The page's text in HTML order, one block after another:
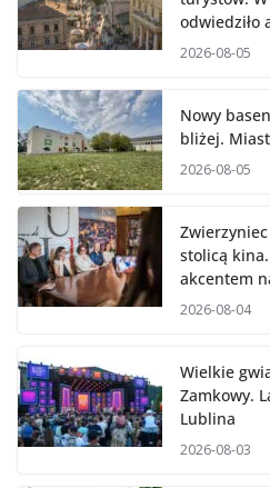
odwiedziło
2026-08-05
Nowy
bliżej.
2026-08-05
stolicą
akcentem
2026-08-04
Wielkie
Zamkowy.
Lublina
2026-08-03